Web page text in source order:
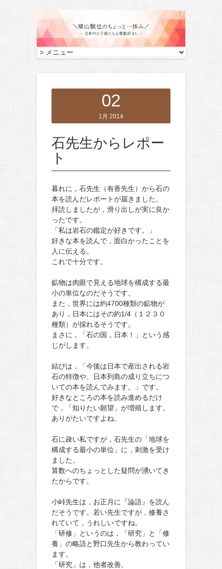
02
1月 2014
石先生からレポー
ト
暮れに，石先生（有香先生）から石の
本を読んだレポートが届きました。
拝読しましたが，滑り出しが実に良か
ったです。
「私は岩石の鑑定が好きです。」
好きな本を読んで，面白かったことを
人に伝える。
これで十分です。
鉱物は肉眼で見える地球を構成する最
小の単位なのだそうです。
また，世界には約4700種類の鉱物が
あり，日本にはその約1/4（１２３０
種類）が採れるそうです。
まさに，「石の国，日本！」という感
じがします。
結びは，「今後は日本で産出される岩
石の特徴や、日本列島の成り立ちにつ
いての本を読んでみます。」です。
好きなところの本を読み進めるだけ
で，「知りたい願望」が増殖します。
ありがたいですよね。
石に疎い私ですが，石先生の「地球を
構成する最小の単位」に，刺激を受け
ました。
算数へのちょっとした疑問が湧いてき
たからです。
小峠先生は，お正月に『論語』を読ん
だそうです。若い先生ですが，修養さ
れていて，うれしいですね。
「研修」というのは，「研究」と「修
養」の略語と野口先生から教わってい
ます。
「研究」は，他者改善。